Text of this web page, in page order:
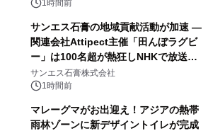
1時間前
サンエス石膏の地域貢献活動が加速 ―
関連会社Attipect主催「田んぼラグビ
ー」は100名超が熱狂しNHKで放送さ
れました。
サンエス石膏株式会社
1時間前
マレーグマがお出迎え！アジアの熱帯
雨林ゾーンに新デザイントイレが完成